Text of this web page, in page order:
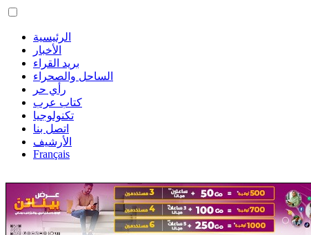
الرئيسية
الأخبار
بريد القراء
الساحل والصحراء
رأي حر
كتاب عرب
تكنولوجيا
اتصل بنا
الأرشيف
Français